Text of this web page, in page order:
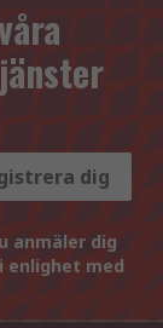
dig
anmäler dig
enlighet med